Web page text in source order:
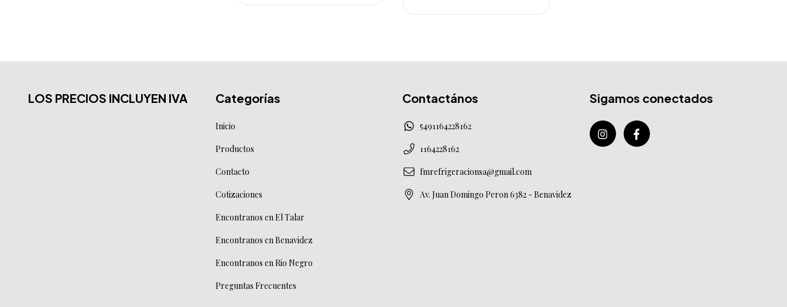
LOS PRECIOS INCLUYEN IVA Categorías
Inicio
Productos
Contacto
Cotizaciones
Encontranos en El Talar
Encontranos en Benavidez
Encontranos en Rio Negro
Preguntas Frecuentes
Contactános
5491164228162
1164228162
fmrefrigeracionsa@gmail.com
Av. Juan Domingo Peron 6382 - Benavidez
Sigamos conectados